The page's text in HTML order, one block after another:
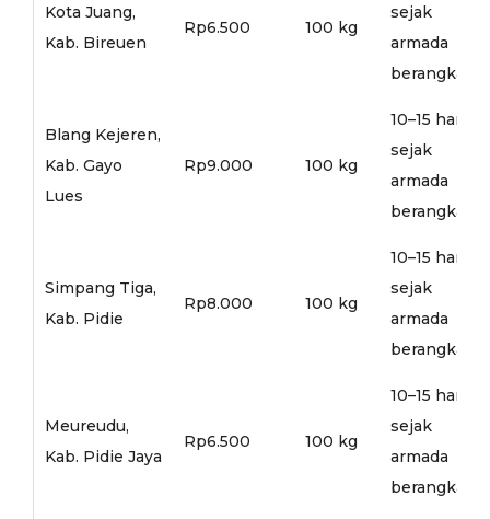
Kota Juang,
Kab. Bireuen
Rp6.500 100 kg
sejak
armada
berangkat
Blang Kejeren,
Kab. Gayo
Lues
Rp9.000 100 kg
10–15 hari
sejak
armada
berangkat
Simpang Tiga,
Kab. Pidie
Rp8.000 100 kg
10–15 hari
sejak
armada
berangkat
Meureudu,
Kab. Pidie Jaya
Rp6.500 100 kg
10–15 hari
sejak
armada
berangkat